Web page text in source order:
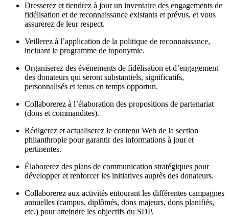
Dresserez et tiendrez à jour un inventaire des engagements de
fidélisation et de reconnaissance existants et prévus, et vous
assurerez de leur respect.
Veillerez à l’application de la politique de reconnaissance,
incluant le programme de toponymie.
Organiserez des événements de fidélisation et d’engagement
des donateurs qui seront substantiels, significatifs,
personnalisés et tenus en temps opportun.
Collaborerez à l’élaboration des propositions de partenariat
(dons et commandites).
Rédigerez et actualiserez le contenu Web de la section
philanthropie pour garantir des informations à jour et
pertinentes.
Élaborerez des plans de communication stratégiques pour
développer et renforcer les initiatives auprès des donateurs.
Collaborerez aux activités entourant les différentes campagnes
annuelles (campus, diplômés, dons majeurs, dons planifiés,
etc.) pour atteindre les objectifs du SDP.